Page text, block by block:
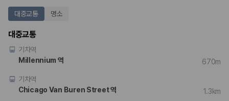
경차·소형차
혼자 또는 2인 여행에 적합하며 제주 렌트카 최저가를 찾는 사용자
가 가장 먼저 비교하는 차종입니다.
준중형·중형차
커플·친구 여행에서 많이 선택되며 가격과 승차감의 균형이 좋은 차
종입니다.
가족 여행, 짐이 많은 여행, 장거리 이동에 적합하며 보험 조건과 차
량 연식을 함께 비교하는 것이 좋습니다.
대중교통 명소
대중교통
기차역
Millennium 역
670m
기차역
Chicago Van Buren Street 역
1.3km